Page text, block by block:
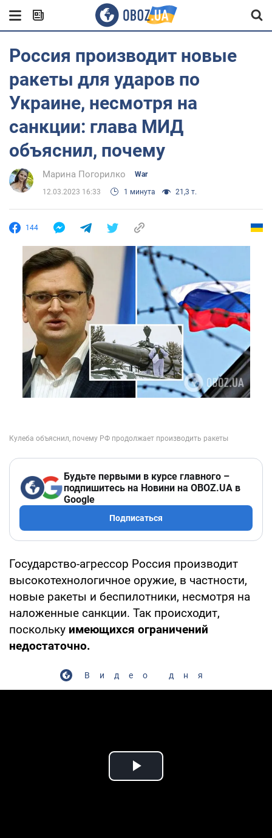
Россия производит новые
ракеты для ударов по
Украине, несмотря на
санкции: глава МИД
объяснил, почему
Марина Погорилко War
12.03.2023 16:33 1 минута 21,3 т.
144
Будьте первыми в курсе главного –
подпишитесь на Новини на OBOZ.UA в
Google
Подписаться
Государство-агрессор Россия производит
высокотехнологичное оружие, в частности,
новые ракеты и беспилотники, несмотря на
наложенные санкции. Так происходит,
поскольку имеющихся ограничений
недостаточно.
Видео дня
Play Video